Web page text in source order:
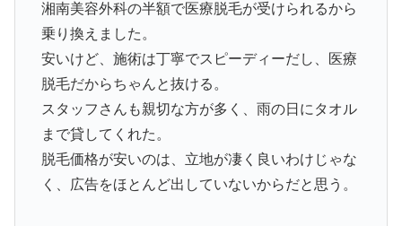
湘南美容外科の半額で医療脱毛が受けられるから
乗り換えました。
安いけど、施術は丁寧でスピーディーだし、医療
脱毛だからちゃんと抜ける。
スタッフさんも親切な方が多く、雨の日にタオル
まで貸してくれた。
脱毛価格が安いのは、立地が凄く良いわけじゃな
く、広告をほとんど出していないからだと思う。